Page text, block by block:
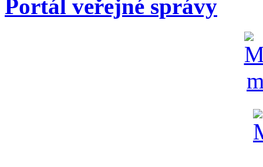
Portál veřejné správy